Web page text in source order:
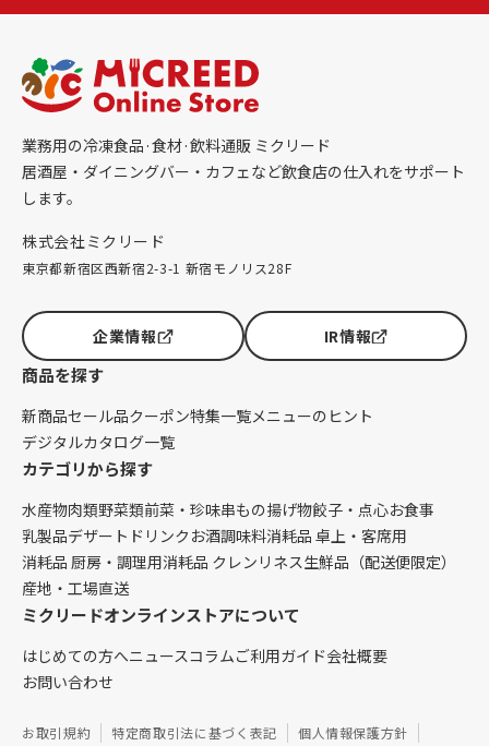
業務用の冷凍食品·食材·飲料通販 ミクリード
居酒屋・ダイニングバー・カフェなど飲食店の仕入れをサポート
します。
株式会社ミクリード
東京都新宿区西新宿2-3-1 新宿モノリス28F
企業情報 IR情報
商品を探す
新商品セール品クーポン特集一覧メニューのヒント
デジタルカタログ一覧
カテゴリから探す
水産物肉類野菜類前菜・珍味串もの揚げ物餃子・点心お食事
乳製品デザート ドリンク お酒調味料消耗品 卓上・客席用
消耗品 厨房・調理用消耗品 クレンリネス生鮮品（配送便限定）
産地・工場直送
ミクリードオンラインストアについて
はじめての方へニュースコラムご利用ガイド会社概要
お問い合わせ
お取引規約 特定商取引法に基づく表記 個人情報保護方針